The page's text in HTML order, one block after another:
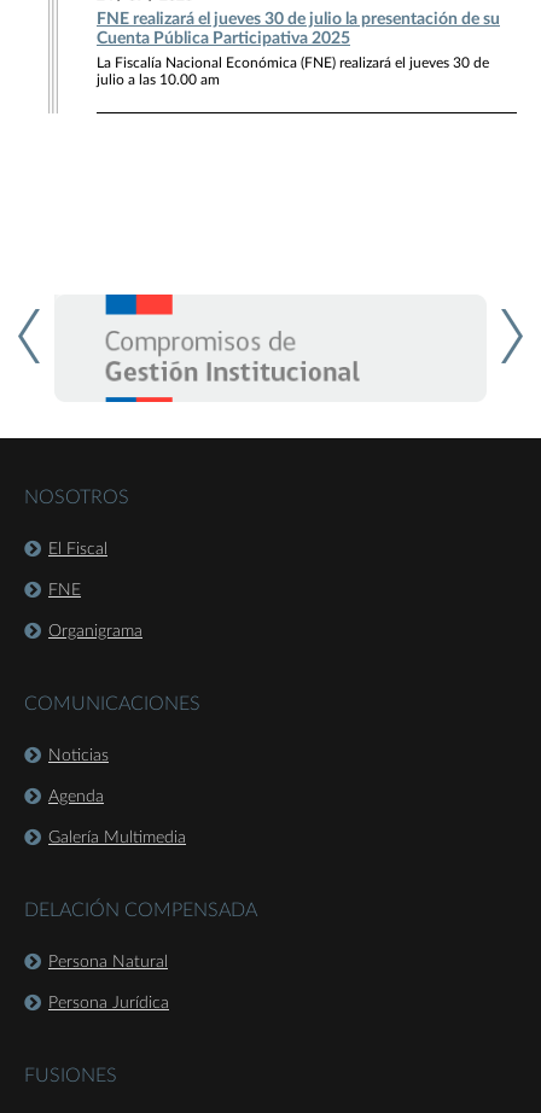
FNE realizará el jueves 30 de julio la presentación de su
Cuenta Pública Participativa 2025
La Fiscalía Nacional Económica (FNE) realizará el jueves 30 de
julio a las 10.00 am
NOSOTROS
El Fiscal
FNE
Organigrama
COMUNICACIONES
Noticias
Agenda
Galería Multimedia
DELACIÓN COMPENSADA
Persona Natural
Persona Jurídica
FUSIONES